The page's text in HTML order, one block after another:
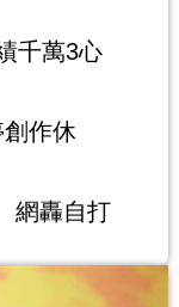
千萬3心
作休
網轟自打